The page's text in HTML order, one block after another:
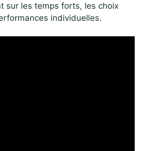
sur les temps forts, les choix
individuelles.